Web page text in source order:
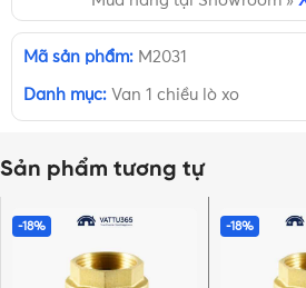
Mã sản phẩm: M2031
Danh mục: Van 1 chiều lò xo
Sản phẩm tương tự
-18% -18%